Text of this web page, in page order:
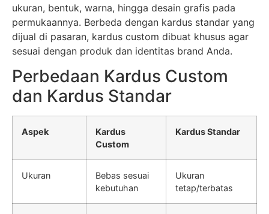
ukuran, bentuk, warna, hingga desain grafis pada
permukaannya. Berbeda dengan kardus standar yang
dijual di pasaran, kardus custom dibuat khusus agar
sesuai dengan produk dan identitas brand Anda.
Perbedaan Kardus Custom
dan Kardus Standar
Aspek
Kardus
Custom
Kardus Standar
Ukuran
Bebas sesuai
kebutuhan
Ukuran
tetap/terbatas